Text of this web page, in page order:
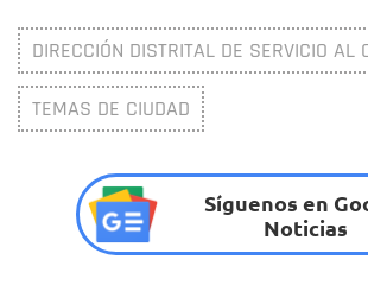
DIRECCIÓN DISTRITAL DE SERVICIO AL
TEMAS DE CIUDAD
Síguenos en
Noticias